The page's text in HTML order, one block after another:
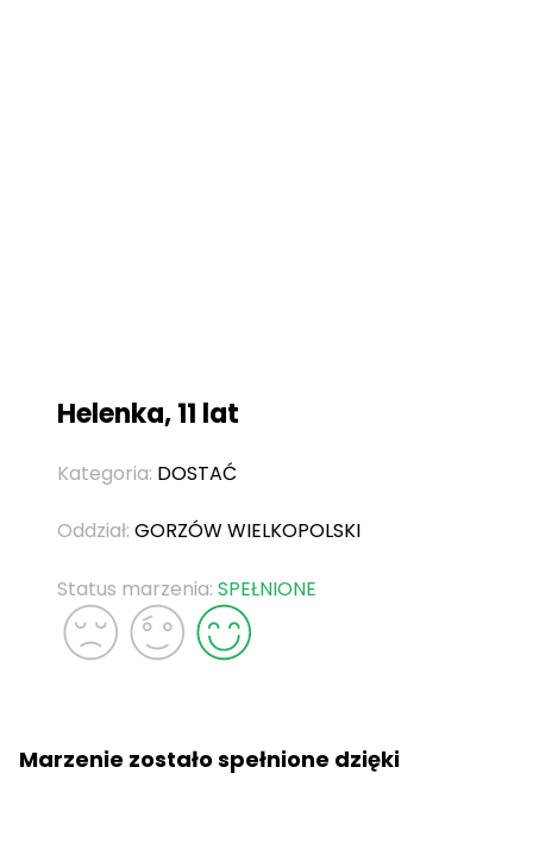
Helenka, 11 lat
Kategoria: DOSTAĆ
Oddział: GORZÓW WIELKOPOLSKI
Status marzenia: SPEŁNIONE
Marzenie zostało spełnione dzięki